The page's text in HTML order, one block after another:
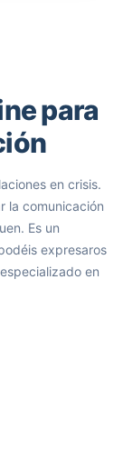
para
en crisis.
la comunicación
Es un
expresaros
en